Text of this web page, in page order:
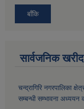
बाँकि
सार्वजनिक
चन्द्रागिरि नगरपालिका
सम्बन्धी सम्भावना अध्ययन